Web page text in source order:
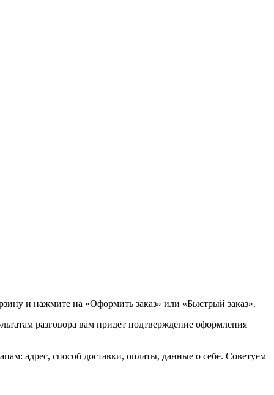
и нажмите на «Оформить заказ» или «Быстрый заказ».
разговора вам придет подтверждение оформления
адрес, способ доставки, оплаты, данные о себе. Советуем